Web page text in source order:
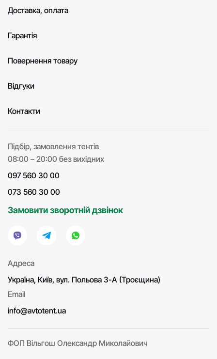
Доставка, оплата
Гарантія
Повернення товару
Відгуки
Контакти
Підбір, замовлення тентів
08:00 – 20:00 без вихідних
097 560 30 00
073 560 30 00
Замовити зворотній дзвінок
Адреса
Україна, Київ, вул. Польова 3-А (Троєщина)
Email
info@avtotent.ua
ФОП Вільгош Олександр Миколайович